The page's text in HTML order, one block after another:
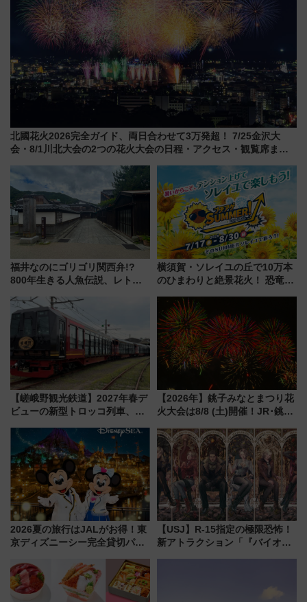
北國花火2026完全ガイド、両日合わせて3万発超！ 7/25金沢大
会・8/1川北大会の2つの花火大会の日程・アクセス・観覧席まと
福井なのにゴリゴリ関西弁!?
800年生きる人魚伝説、レトロ
屋カフェで非日常を！週末観光
に最適な小浜の歩き方
横須賀・ソレイユの丘で10万本
のひまわりと絶景花火！ 恐竜や
帰りお出かけ最新情報（2026年
7月17日～開催）
【嵯峨野観光鉄道】2027年春デ
ビューの新型トロッコ列車、い
は2026年で引退
【2026年】銚子みなとまつり花
火大会は8/8 (土)開催！JR･銚子
報、利根川に咲く8,000発の大迫
力＆屋台を満喫
2026夏の旅行はJALがお得！東
京ディズニーシー完全貸切パー
ーン始まる 条件は「夏の国内
線に2回搭乗」
【USJ】R-15指定の極限恐怖！
新アトラクション「『バイオハ